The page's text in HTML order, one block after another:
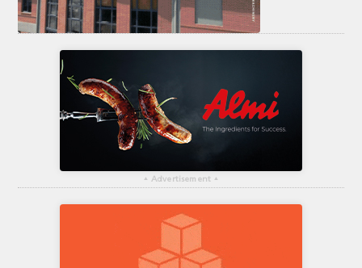
▴ Advertisement ▴